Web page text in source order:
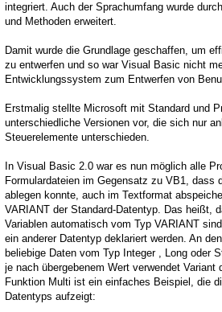
integriert. Auch der Sprachumfang wurde
und Methoden erweitert.
Damit wurde die Grundlage geschaffen, um
zu entwerfen und so war Visual Basic nicht
Entwicklungssystem zum Entwerfen von
Erstmalig stellte Microsoft mit Standard und
unterschiedliche Versionen vor, die sich nur
Steuerelemente unterschieden.
In Visual Basic 2.0 war es nun möglich alle
Formulardateien im Gegensatz zu VB1, dass
ablegen konnte, auch im Textformat
VARIANT der Standard-Datentyp. Das heißt,
Variablen automatisch vom Typ VARIANT
ein anderer Datentyp deklariert werden. An
beliebige Daten vom Typ Integer , Long oder
je nach übergebenem Wert verwendet Variant
Funktion Multi ist ein einfaches Beispiel, die
Datentyps aufzeigt: